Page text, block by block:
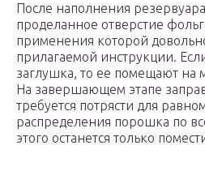
После наполнения
проделанное отверстие
применения которой
прилагаемой инструкции.
заглушка, то ее помещают на
На завершающем этапе
требуется потрясти для
распределения порошка по
этого останется только